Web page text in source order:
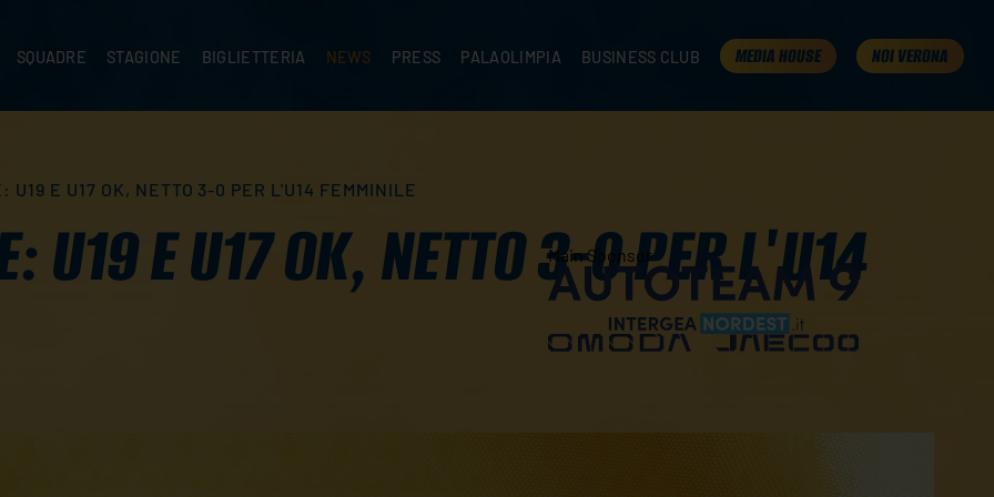
SQUADRE
SETTORE GIOVANILE
MINIVOLLEY
STAGIONE
CAMP
BIGLIETTERIA NEWS PRESS PALAOLIMPIA BUSINESS CLUB MEDIA HOUSE NOI VERONA
U19 E U17 OK, NETTO 3-0 PER L'U14 FEMMINILE
U19 E U17 OK, NETTO 3-0 PER L'U14
Main Sponsor